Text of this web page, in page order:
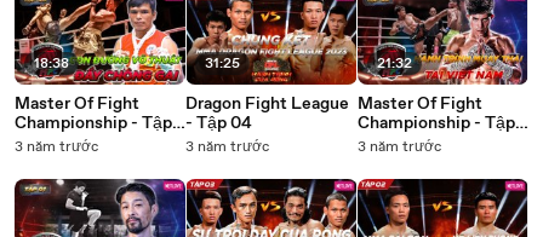
18:38
Master Of Fight
Championship - Tập
03
3 năm trước
31:25
Dragon Fight League
- Tập 04
3 năm trước
21:32
Master Of Fight
Championship - Tập
02
3 năm trước